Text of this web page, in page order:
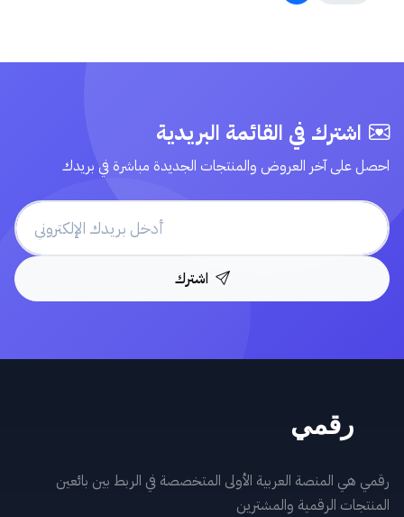
اشترك في القائمة البريدية
احصل على آخر العروض والمنتجات الجديدة مباشرة في بريدك
اشترك
رقمي هي المنصة العربية الأولى المتخصصة في الربط بين بائعين
المنتجات الرقمية والمشترين